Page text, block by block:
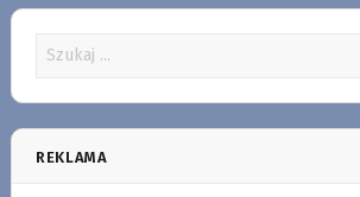
REKLAMA